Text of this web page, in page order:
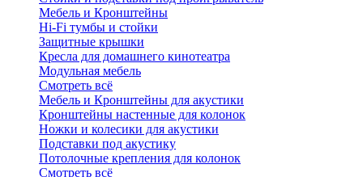
Мебель и Кронштейны
Hi-Fi тумбы и стойки
Защитные крышки
Кресла для домашнего кинотеатра
Модульная мебель
Смотреть всё
Мебель и Кронштейны для акустики
Кронштейны настенные для колонок
Ножки и колесики для акустики
Подставки под акустику
Потолочные крепления для колонок
Смотреть всё